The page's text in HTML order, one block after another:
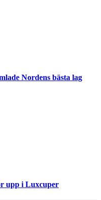
Nordens bästa lag
upp i Luxcuper